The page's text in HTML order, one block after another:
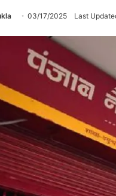
03/17/2025 Last